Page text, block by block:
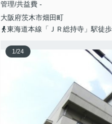
管理/共益費 -
大阪府茨木市畑田町
東海道本線「ＪＲ総持寺」駅徒
1/24